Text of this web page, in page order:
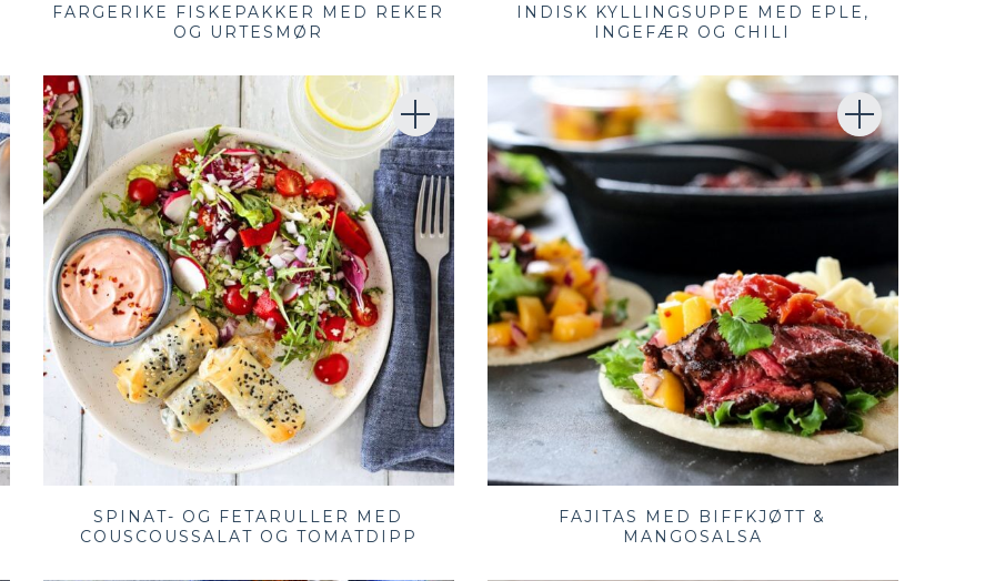
FARGERIKE FISKEPAKKER MED REKER
OG URTESMØR
INDISK KYLLINGSUPPE MED EPLE,
INGEFÆR OG CHILI
SPINAT- OG FETARULLER MED
COUSCOUSSALAT OG TOMATDIPP
FAJITAS MED BIFFKJØTT &
MANGOSALSA